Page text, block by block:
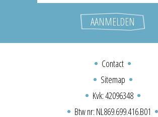
Contact
Sitemap
Kvk: 42096348
Btw nr: NL869.699.416.B01